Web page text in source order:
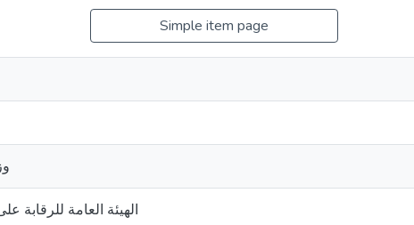
Simple item page
الهيئة العامة للرقابة